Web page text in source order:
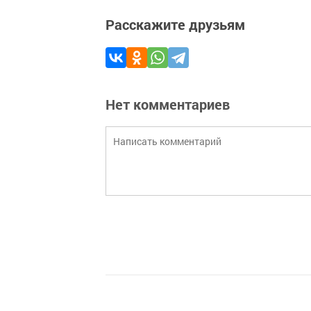
Расскажите друзьям
Нет комментариев